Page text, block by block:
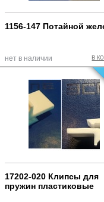
1156-147 Потайной
в
нет в наличии
17202-020 Клипсы для
пружин пластиковые